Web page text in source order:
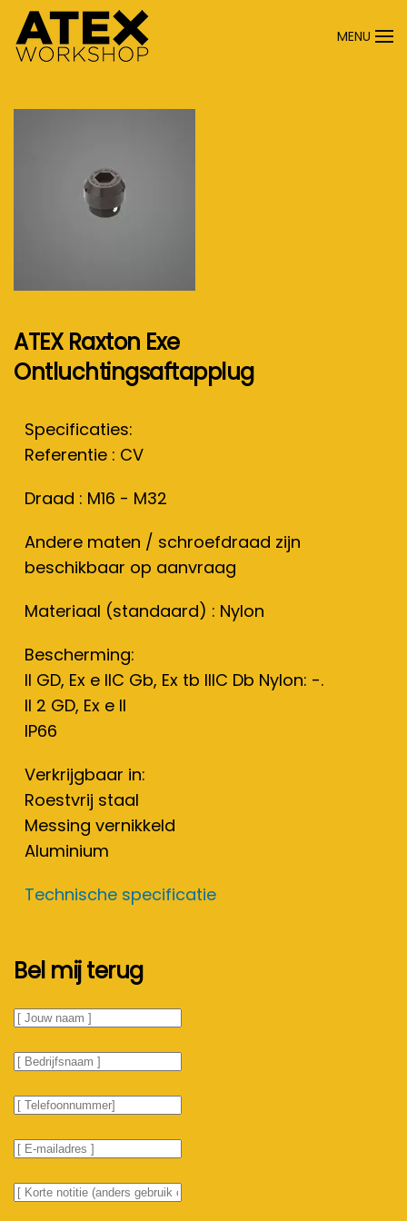
Terug naar hoofdinhoud
MENU
ATEX Raxton Exe
Ontluchtingsaftapplug
Specificaties:
Referentie : CV
Draad : M16 - M32
Andere maten / schroefdraad zijn
beschikbaar op aanvraag
Materiaal (standaard) : Nylon
Bescherming:
II GD, Ex e IIC Gb, Ex tb IIIC Db Nylon: -.
II 2 GD, Ex e II
IP66
Verkrijgbaar in:
Roestvrij staal
Messing vernikkeld
Aluminium
Technische specificatie
Bel mij terug